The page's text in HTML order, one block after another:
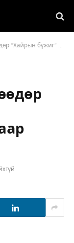
талаар мэдээлэл хийнэ